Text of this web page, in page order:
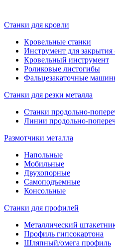
Станки для кровли
Кровельные станки
Инструмент для закрытия
Кровельный инструмент
Роликовые листогибы
Фальцезакаточные
Станки для резки металла
Станки продольно-
Линии продольно-
Размотчики металла
Напольные
Мобильные
Двухопорные
Самоподъемные
Консольные
Станки для профилей
Металлический
Профиль гипсокартона
Шляпный/омега профиль